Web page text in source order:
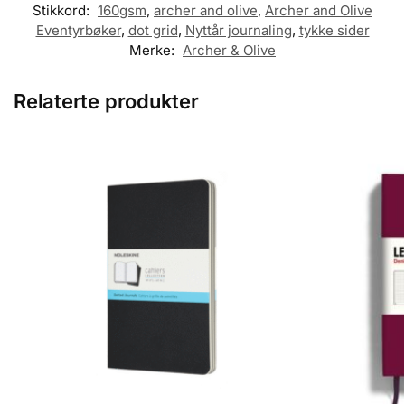
Stikkord: 160gsm, archer and olive, Archer and Olive
Eventyrbøker, dot grid, Nyttår journaling, tykke sider
Merke: Archer & Olive
Relaterte produkter